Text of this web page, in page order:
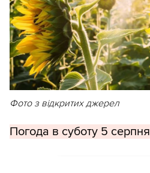
Фото з відкритих джерел
Погода в суботу 5 серпня